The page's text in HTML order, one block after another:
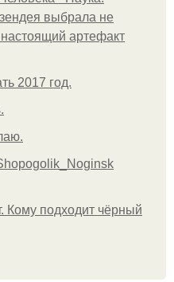
выбрала не
артефакт
2017 год.
Кому подходит чёрный